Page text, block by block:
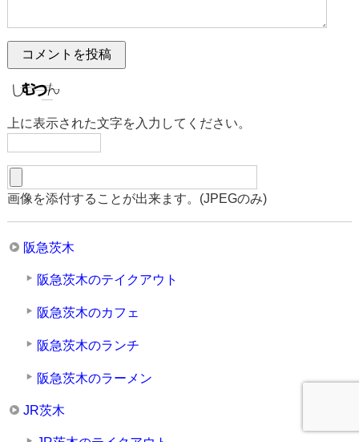
上に表示された文字を入力してください。
画像を添付することが出来ます。(JPEGのみ)
阪急茨木
阪急茨木のテイクアウト
阪急茨木のカフェ
阪急茨木のランチ
阪急茨木のラーメン
JR茨木